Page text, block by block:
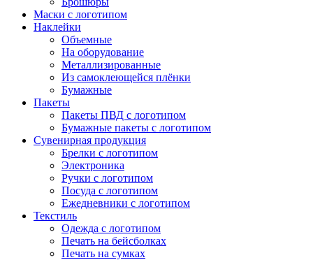
Маски с логотипом
Наклейки
Объемные
На оборудование
Металлизированные
Из самоклеющейся плёнки
Бумажные
Пакеты
Пакеты ПВД с логотипом
Бумажные пакеты с логотипом
Сувенирная продукция
Брелки с логотипом
Электроника
Ручки с логотипом
Посуда с логотипом
Ежедневники с логотипом
Текстиль
Одежда с логотипом
Печать на бейсболках
Печать на сумках